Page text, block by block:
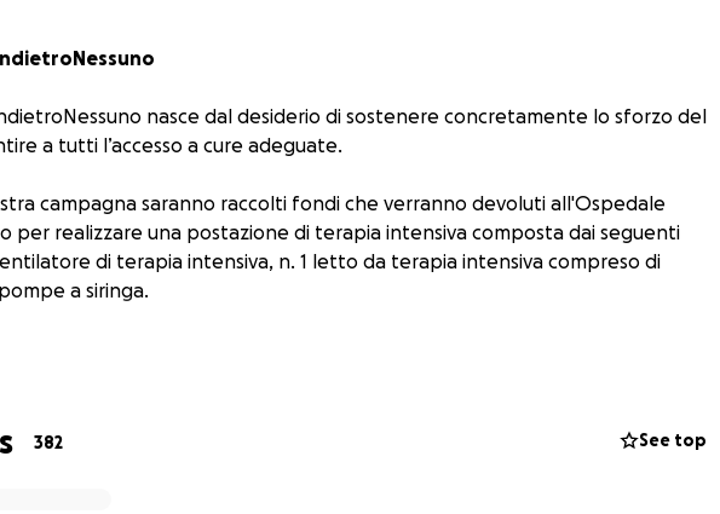
nasce dal desiderio di sostenere concretamente lo sforzo del
a tutti l’accesso a cure adeguate.
campagna saranno raccolti fondi che verranno devoluti all'Ospedale
per realizzare una postazione di terapia intensiva composta dai seguenti
di terapia intensiva, n. 1 letto da terapia intensiva compreso di
a siringa.
Cappoli Dirigente medico Urologo dell’Ospedale di Lecco vi
una piccola donazione a condividere il messaggio più importante in questo
382 See top